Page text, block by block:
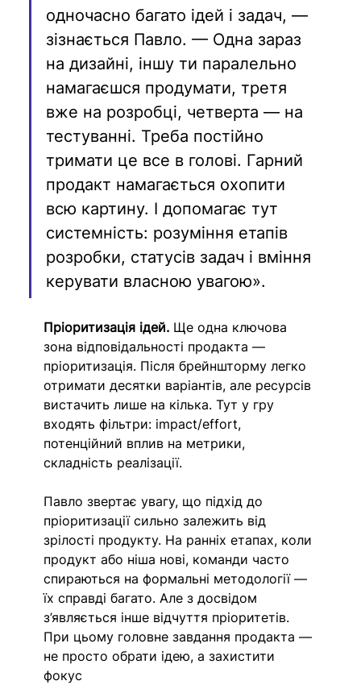
одночасно багато ідей і задач, —
зізнається Павло. — Одна зараз
на дизайні, іншу ти паралельно
намагаєшся продумати, третя
вже на розробці, четверта — на
тестуванні. Треба постійно
тримати це все в голові. Гарний
продакт намагається охопити
всю картину. І допомагає тут
системність: розуміння етапів
розробки, статусів задач і вміння
керувати власною увагою».
Пріоритизація ідей. Ще одна ключова
зона відповідальності продакта —
пріоритизація. Після брейншторму легко
отримати десятки варіантів, але ресурсів
вистачить лише на кілька. Тут у гру
входять фільтри: impact/effort,
потенційний вплив на метрики,
складність реалізації.
Павло звертає увагу, що підхід до
пріоритизації сильно залежить від
зрілості продукту. На ранніх етапах, коли
продукт або ніша нові, команди часто
спираються на формальні методології —
їх справді багато. Але з досвідом
з’являється інше відчуття пріоритетів.
При цьому головне завдання продакта —
не просто обрати ідею, а захистити
фокус